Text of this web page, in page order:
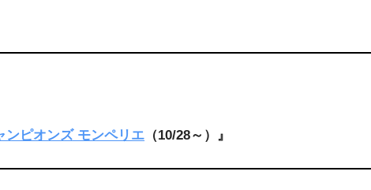
ンピオンズ モンペリエ （10/28～）』